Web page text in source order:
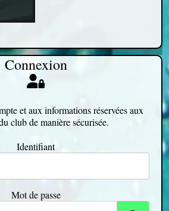
Connexion
et aux informations réservées aux
club de manière sécurisée.
Identifiant
Mot de passe